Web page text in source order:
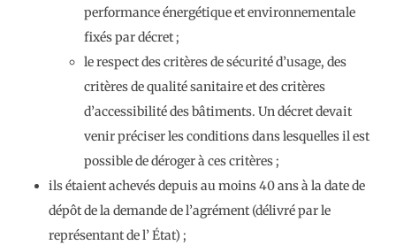
performance énergétique et environnementale
fixés par décret ;
le respect des critères de sécurité d’usage, des
critères de qualité sanitaire et des critères
d’accessibilité des bâtiments. Un décret devait
venir préciser les conditions dans lesquelles il est
possible de déroger à ces critères ;
ils étaient achevés depuis au moins 40 ans à la date de
dépôt de la demande de l’agrément (délivré par le
représentant de l’ État) ;